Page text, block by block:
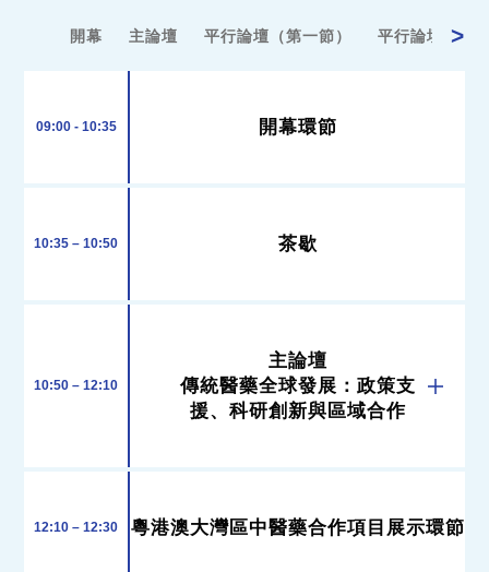
開幕 主論壇 平行論壇（第一節） 平行論壇（第
>
09:00 - 10:35 開幕環節
10:35 – 10:50 茶歇
10:50 – 12:10
主論壇
傳統醫藥全球發展：政策支
援、科研創新與區域合作
12:10 – 12:30 粵港澳大灣區中醫藥合作項目展示環節